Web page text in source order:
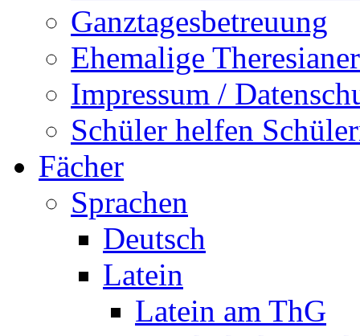
Ganztagesbetreuung
Ehemalige Theresianer
Impressum /
Schüler helfen
Fächer
Sprachen
Deutsch
Latein
Latein am ThG